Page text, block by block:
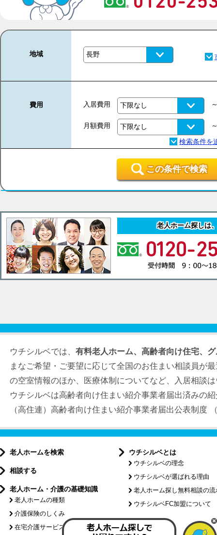
地域
費用 入居費用
月額費用
この条件で検索
老人ホーム探しは
ウチシルベでは、 有料老人ホーム、高齢者向け住宅、
まなご希望・ご要望に応じて全国のお住まい相談員が
の空室情報のほか、医療体制についてなど、入居相談
ウチシルベは高齢者向け住まい紹介事業者届出済みの
（高住連）高齢者向け住まい紹介事業者届出公表制度
老人ホームを検索
相談する
老人ホーム・介護の基礎知識
老人ホームの種類
介護保険のしくみ
在宅介護サービスについて
ウチシルベとは
ウチシルベの理念
ウチシルベが選ばれる理由
老人ホーム探し無料相談の流
ウチシルベFC加盟について
特集記事